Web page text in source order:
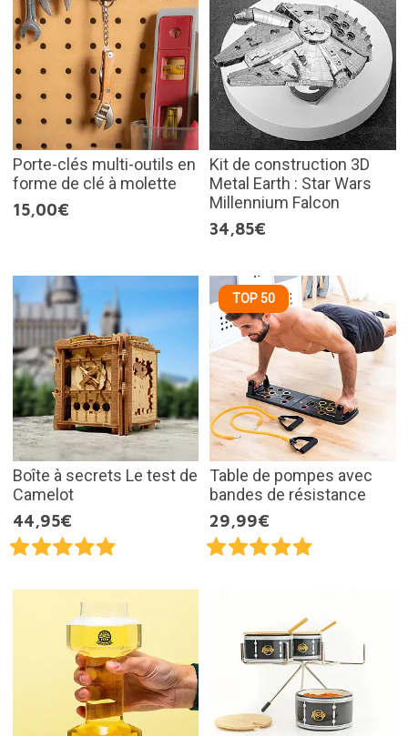
Porte-clés multi-outils en
forme de clé à molette
15,00€
Kit de construction 3D
Metal Earth : Star Wars
Millennium Falcon
34,85€
Boîte à secrets Le test de
Camelot
44,95€
TOP 50
Table de pompes avec
bandes de résistance
29,99€